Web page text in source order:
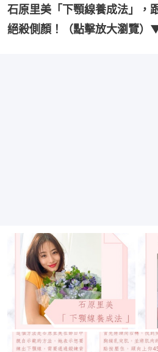
石原里美「下顎線養成法」，
絕殺側顏！（點擊放大瀏覽